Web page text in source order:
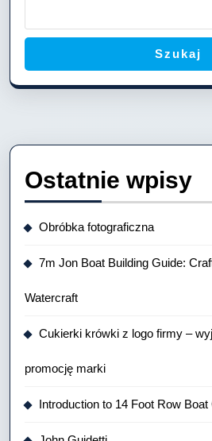
Szukaj
Ostatnie wpisy
Obróbka fotograficzna
7m Jon Boat Building Guide:
Watercraft
Cukierki krówki z logo firmy –
promocję marki
Introduction to 14 Foot Row